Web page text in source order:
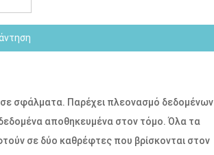
σε σφάλματα. Παρέχει πλεονασμό δεδομένων
αποθηκευμένα στον τόμο. Όλα τα
σε δύο καθρέφτες που βρίσκονται στον